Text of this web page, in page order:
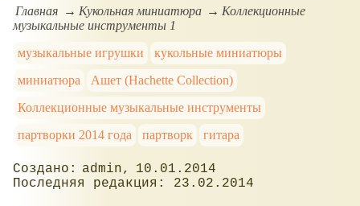
Главная Кукольная миниатюра
Коллекционные
музыкальные инструменты 1
музыкальные игрушки
кукольные миниатюры
миниатюра
Ашет (Hachette Collection)
Коллекционные музыкальные инструменты
партворки 2014 года
партворк гитара
admin
10.01.2014
23.02.2014